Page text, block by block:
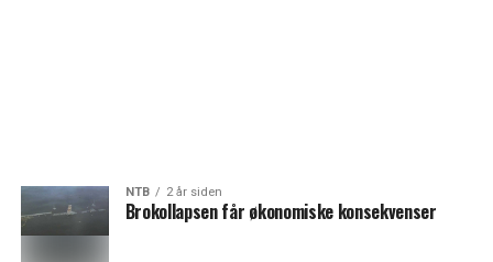
NTB 2 år siden
Brokollapsen får økonomiske konsekvenser